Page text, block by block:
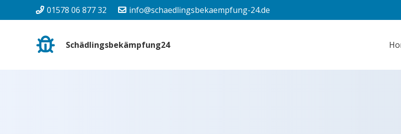
01578 06 877 32 info@schaedlingsbekaempfung-24.de
Schädlingsbekämpfung24